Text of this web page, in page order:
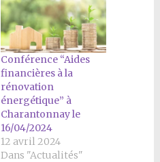
Conférence “Aides
financières à la
rénovation
énergétique” à
Charantonnay le
16/04/2024
12 avril 2024
Dans "Actualités"